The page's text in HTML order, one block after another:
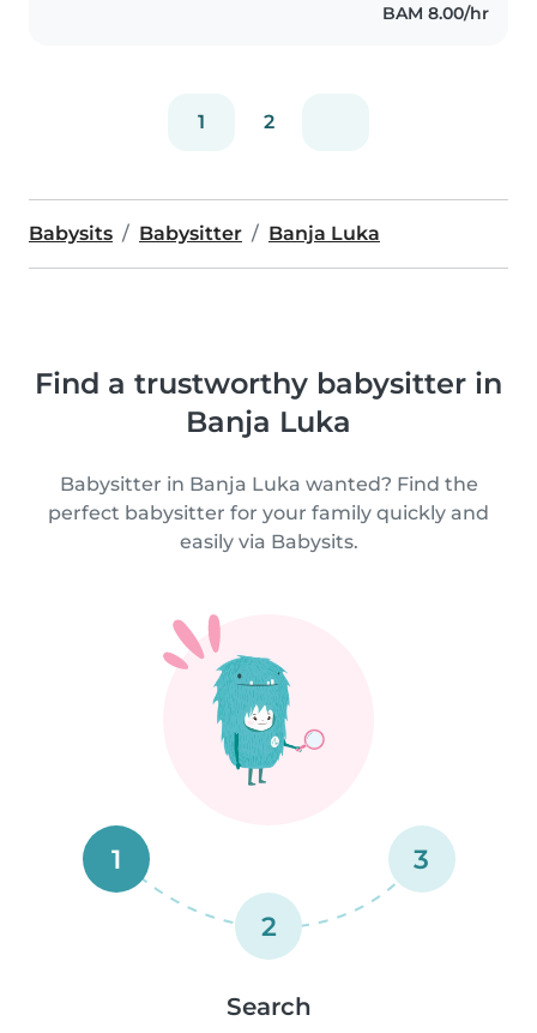
BAM 8.00/hr
1 2
Babysits Babysitter Banja Luka
Find a trustworthy babysitter in
Banja Luka
Babysitter in Banja Luka wanted? Find the
perfect babysitter for your family quickly and
easily via Babysits.
1
2
3
Search